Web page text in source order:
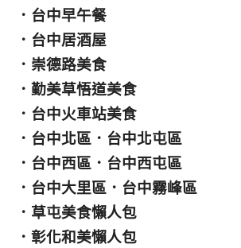
． 台中早午餐
． 台中居酒屋
． 崇德路美食
． 勤美草悟道美食
． 台中火車站美食
． 台中北區 ． 台中北屯區
． 台中西區 ． 台中西屯區
． 台中大里區 ． 台中霧峰區
． 草屯美食懶人包
． 彰化和美懶人包